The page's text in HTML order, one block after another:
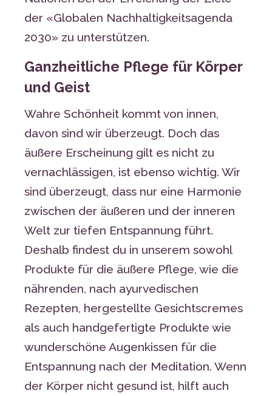
der «Globalen Nachhaltigkeitsagenda
2030» zu unterstützen.
Ganzheitliche Pflege für Körper
und Geist
Wahre Schönheit kommt von innen,
davon sind wir überzeugt. Doch das
äußere Erscheinung gilt es nicht zu
vernachlässigen, ist ebenso wichtig. Wir
sind überzeugt, dass nur eine Harmonie
zwischen der äußeren und der inneren
Welt zur tiefen Entspannung führt.
Deshalb findest du in unserem sowohl
Produkte für die äußere Pflege, wie die
nährenden, nach ayurvedischen
Rezepten, hergestellte Gesichtscremes
als auch handgefertigte Produkte wie
wunderschöne Augenkissen für die
Entspannung nach der Meditation. Wenn
der Körper nicht gesund ist, hilft auch